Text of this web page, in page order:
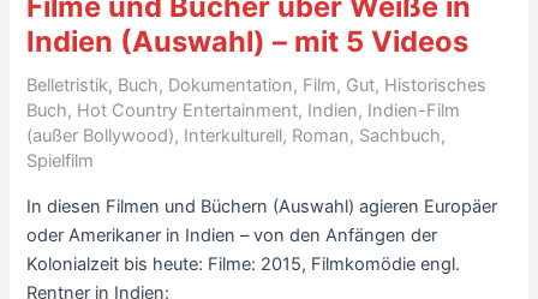
Filme und Bücher über Weiße in
Indien (Auswahl) – mit 5 Videos
Belletristik, Buch, Dokumentation, Film, Gut, Historisches
Buch, Hot Country Entertainment, Indien, Indien-Film
(außer Bollywood), Interkulturell, Roman, Sachbuch,
Spielfilm
In diesen Filmen und Büchern (Auswahl) agieren Europäer
oder Amerikaner in Indien – von den Anfängen der
Kolonialzeit bis heute: Filme: 2015, Filmkomödie engl.
Rentner in Indien: